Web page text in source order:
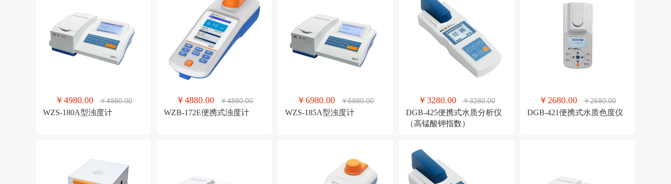
￥4980.00 ￥4980.00
WZS-180A型浊度计
￥4880.00 ￥4880.00
WZB-172E便携式浊度计
￥6980.00 ￥6980.00
WZS-185A型浊度计
￥3280.00 ￥3280.00
DGB-425便携式水质分析仪
（高锰酸钾指数）
￥2680.00 ￥2680.00
DGB-421便携式水质色度仪